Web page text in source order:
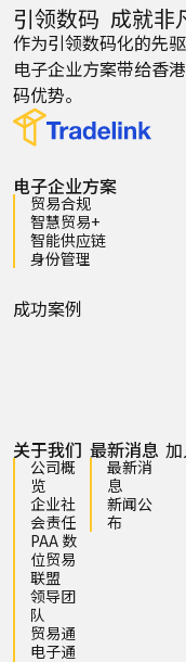
引领数码 成就非
作为引领数码化的先
电子企业方案带给香
码优势。
电子企业方案
贸易合规
智慧贸易+
智能供应链
身份管理
成功案例
关于我们
公司概
览
企业社
会责任
PAA 数
位贸易
联盟
领导团
队
贸易通
电子通
最新消息
最新消
息
新闻公
布